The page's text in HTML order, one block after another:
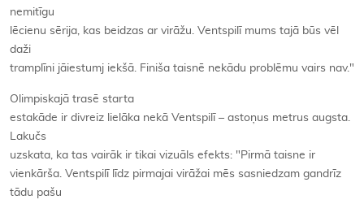
nemitīgu
lēcienu sērija, kas beidzas ar virāžu. Ventspilī mums tajā būs vēl
daži
tramplīni jāiestumj iekšā. Finiša taisnē nekādu problēmu vairs nav."
Olimpiskajā trasē starta
estakāde ir divreiz lielāka nekā Ventspilī – astoņus metrus augsta.
Lakučs
uzskata, ka tas vairāk ir tikai vizuāls efekts: "Pirmā taisne ir
vienkārša. Ventspilī līdz pirmajai virāžai mēs sasniedzam gandrīz
tādu pašu